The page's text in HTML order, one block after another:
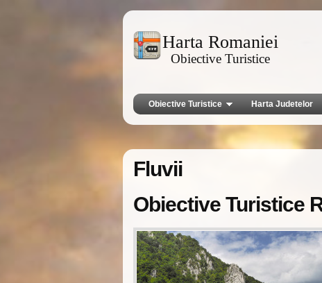
Harta Romaniei
Obiective Turistice
Obiective Turistice Harta Judetelor
Fluvii
Obiective Turistice